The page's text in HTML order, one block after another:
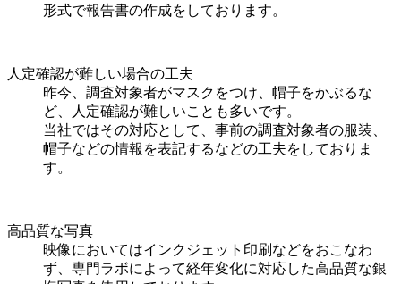
形式で報告書の作成をしております。
人定確認が難しい場合の工夫
昨今、調査対象者がマスクをつけ、帽子をかぶるな
ど、人定確認が難しいことも多いです。
当社ではその対応として、事前の調査対象者の服装、
帽子などの情報を表記するなどの工夫をしておりま
す。
高品質な写真
映像においてはインクジェット印刷などをおこなわ
ず、専門ラボによって経年変化に対応した高品質な銀